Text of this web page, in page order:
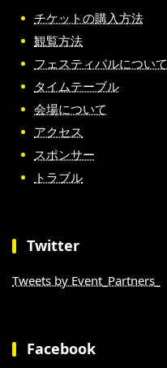
チケットの購入方法
観覧方法
フェスティバルについて
タイムテーブル
会場について
アクセス
スポンサー
トラブル
Twitter
Tweets by Event_Partners_
Facebook